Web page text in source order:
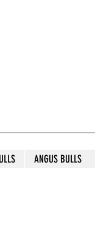
ANGUS BULLS